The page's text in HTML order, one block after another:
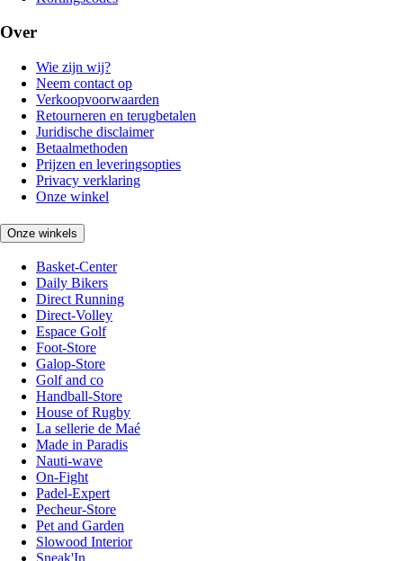
Over
Wie zijn wij?
Neem contact op
Verkoopvoorwaarden
Retourneren en terugbetalen
Juridische disclaimer
Betaalmethoden
Prijzen en leveringsopties
Privacy verklaring
Onze winkel
Onze winkels
Basket-Center
Daily Bikers
Direct Running
Direct-Volley
Espace Golf
Foot-Store
Galop-Store
Golf and co
Handball-Store
House of Rugby
La sellerie de Maé
Made in Paradis
Nauti-wave
On-Fight
Padel-Expert
Pecheur-Store
Pet and Garden
Slowood Interior